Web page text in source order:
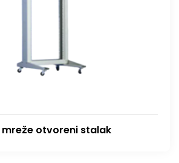
otvoreni stalak